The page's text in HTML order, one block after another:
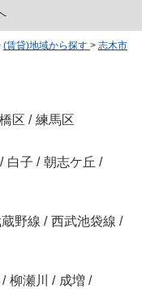
(賃貸)地域から探す > 志木市
区 / 練馬区
/ 白子 / 朝志ケ丘 /
野線 / 西武池袋線 /
/ 柳瀬川 / 成増 /